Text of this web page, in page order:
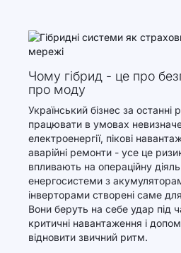
Чому гібрид - це про
про моду
Український бізнес за останні
працювати в умовах
електроенергії, пікові
аварійні ремонти - усе це
впливають на операційну
енергосистеми з
інверторами створені саме
Вони беруть на себе удар під
критичні навантаження і
відновити звичний ритм.